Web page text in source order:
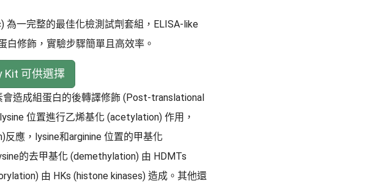
為一完整的最佳化檢測試劑套組，ELISA-like
白修飾，實驗步驟簡單且高效率。
Kit 可供選擇
造成組蛋白的後轉譯修飾 (Post-translational
位置進行乙烯基化 (acetylation) 作用，
應，lysine和arginine 位置的甲基化
的去甲基化 (demethylation) 由 HDMTs
由 HKs (histone kinases) 造成。其他還